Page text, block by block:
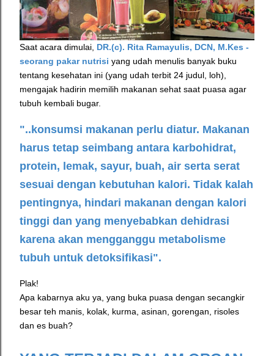
Saat acara dimulai, DR.(c). Rita Ramayulis, DCN, M.Kes -
seorang pakar nutrisi yang udah menulis banyak buku
tentang kesehatan ini (yang udah terbit 24 judul, loh),
mengajak hadirin memilih makanan sehat saat puasa agar
tubuh kembali bugar.
"..konsumsi makanan perlu diatur. Makanan
harus tetap seimbang antara karbohidrat,
protein, lemak, sayur, buah, air serta serat
sesuai dengan kebutuhan kalori. Tidak kalah
pentingnya, hindari makanan dengan kalori
tinggi dan yang menyebabkan dehidrasi
karena akan mengganggu metabolisme
tubuh untuk detoksifikasi".
Plak!
Apa kabarnya aku ya, yang buka puasa dengan secangkir
besar teh manis, kolak, kurma, asinan, gorengan, risoles
dan es buah?